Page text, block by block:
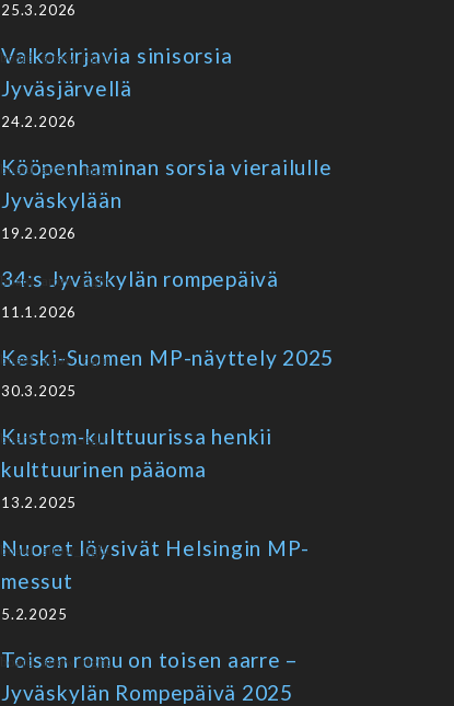
25.3.2026
Valkokirjavia sinisorsia
Jyväsjärvellä
24.2.2026
Kööpenhaminan sorsia vierailulle
Jyväskylään
19.2.2026
34:s Jyväskylän rompepäivä
11.1.2026
Keski-Suomen MP-näyttely 2025
30.3.2025
Kustom-kulttuurissa henkii
kulttuurinen pääoma
13.2.2025
Nuoret löysivät Helsingin MP-
messut
5.2.2025
Toisen romu on toisen aarre –
Jyväskylän Rompepäivä 2025